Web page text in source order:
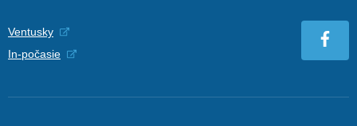
Ventusky
In-počasie